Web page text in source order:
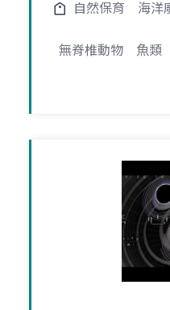
自然保育 海洋
無脊椎動物 魚類